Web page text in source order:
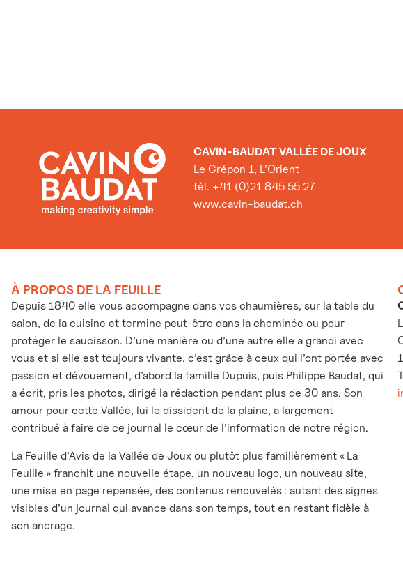
CAVIN-BAUDAT VALLÉE DE JOUX
Le Crépon 1, L’Orient
tél. +41 (0)21 845 55 27
www.cavin-baudat.ch
À PROPOS DE LA FEUILLE
Depuis 1840 elle vous accompagne dans vos chaumières, sur la table du
salon, de la cuisine et termine peut-être dans la cheminée ou pour
protéger le saucisson. D’une manière ou d’une autre elle a grandi avec
vous et si elle est toujours vivante, c’est grâce à ceux qui l’ont portée avec
passion et dévouement, d’abord la famille Dupuis, puis Philippe Baudat, qui
a écrit, pris les photos, dirigé la rédaction pendant plus de 30 ans. Son
amour pour cette Vallée, lui le dissident de la plaine, a largement
contribué à faire de ce journal le cœur de l’information de notre région.
La Feuille d’Avis de la Vallée de Joux ou plutôt plus familièrement « La
Feuille » franchit une nouvelle étape, un nouveau logo, un nouveau site,
une mise en page repensée, des contenus renouvelés : autant des signes
visibles d’un journal qui avance dans son temps, tout en restant fidèle à
son ancrage.